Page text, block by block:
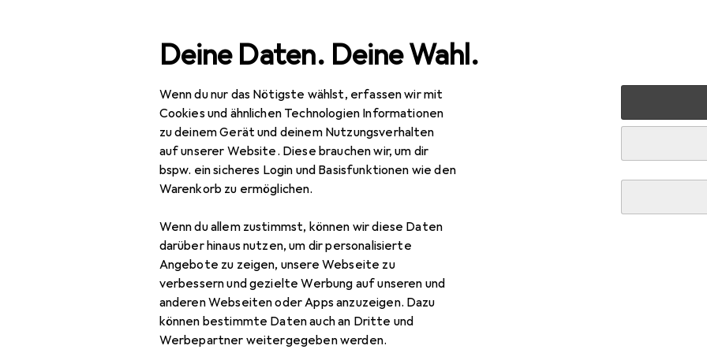
Deine Daten. Deine Wahl.
Wenn du nur das Nötigste wählst, erfassen wir mit
Cookies und ähnlichen Technologien Informationen
zu deinem Gerät und deinem Nutzungsverhalten
auf unserer Website. Diese brauchen wir, um dir
bspw. ein sicheres Login und Basisfunktionen wie den
Warenkorb zu ermöglichen.
Wenn du allem zustimmst, können wir diese Daten
darüber hinaus nutzen, um dir personalisierte
Angebote zu zeigen, unsere Webseite zu
verbessern und gezielte Werbung auf unseren und
anderen Webseiten oder Apps anzuzeigen. Dazu
können bestimmte Daten auch an Dritte und
Werbepartner weitergegeben werden.
Navigation nach Kategorien Gesamtsortiment Sport Fitness Sport-
EUR
67,48
Sport-ThiemeGymnastikmatte Fit&Fun
Zubehör für Sport-Thieme
Hier findest du passendes Zubehör zum Produkt Sport-Thieme Gymnastikmatte Fit&Fun
Meditationskissen.